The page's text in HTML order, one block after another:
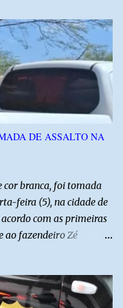
Além das atividades
cultural. No dia 20 de
de humor com Mução,
A Frut & Tec
do Baixo Açu como
conhecimento,
do agronegócio
DE ASSALTO NA
branca, foi tomada
feira (5), na cidade de
acordo com as primeiras
ao fazendeiro Zé
ela estava em frente à
relatos de